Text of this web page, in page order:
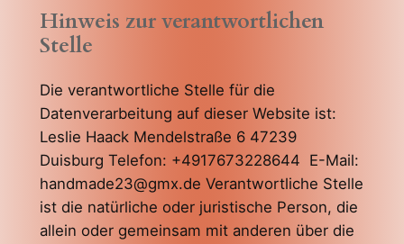
Hinweis zur verantwortlichen
Stelle
Die verantwortliche Stelle für die
Datenverarbeitung auf dieser Website ist:
Leslie Haack Mendelstraße 6 47239
Duisburg Telefon: ‭+4917673228644 ‬ E-Mail:
handmade23@gmx.de Verantwortliche Stelle
ist die natürliche oder juristische Person, die
allein oder gemeinsam mit anderen über die